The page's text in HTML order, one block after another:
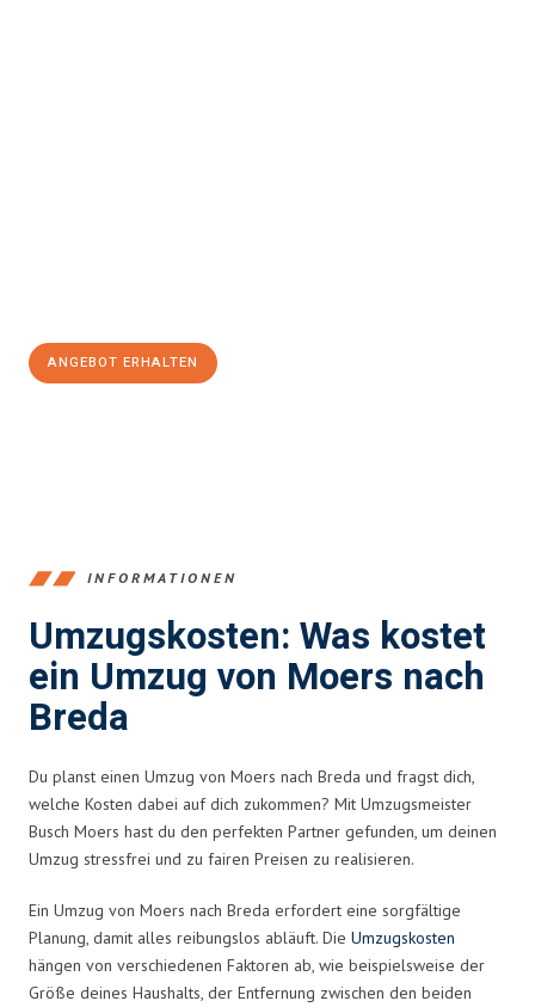
ANGEBOT ERHALTEN
INFORMATIONEN
Umzugskosten: Was kostet
ein Umzug von Moers nach
Breda
Du planst einen Umzug von Moers nach Breda und fragst dich,
welche Kosten dabei auf dich zukommen? Mit Umzugsmeister
Busch Moers hast du den perfekten Partner gefunden, um deinen
Umzug stressfrei und zu fairen Preisen zu realisieren.
Ein Umzug von Moers nach Breda erfordert eine sorgfältige
Planung, damit alles reibungslos abläuft. Die Umzugskosten
hängen von verschiedenen Faktoren ab, wie beispielsweise der
Größe deines Haushalts, der Entfernung zwischen den beiden